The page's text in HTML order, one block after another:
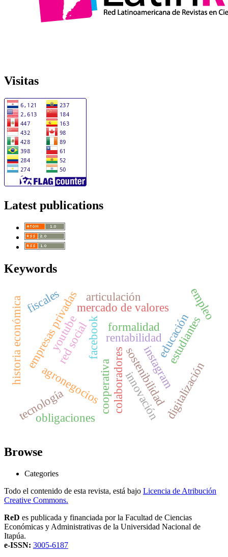
Visitas
Latest publications
Keywords
red social
cooperativa
facebook
instagram
youtube rentabilidad
colaboradores
empresas privadas
sostenibilidad
educación
estudiantes
digitalización
agronegocios
tecnología
historia económica mercado de valores
articulación
innovación
obligaciones
formalidad
fiscales empleo
Browse
Categories
Todo el contenido de esta revista, está bajo Licencia de Atribución
Creative Commons.
ReD es publicada y financiada por la Facultad de Ciencias
Económicas y Administrativas de la Universidad Nacional de
Itapúa.
e-ISSN: 3005-6187